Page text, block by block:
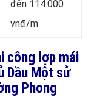
đến 114.000
vnđ/m
công lợp mái
Dầu Một sử
Phong